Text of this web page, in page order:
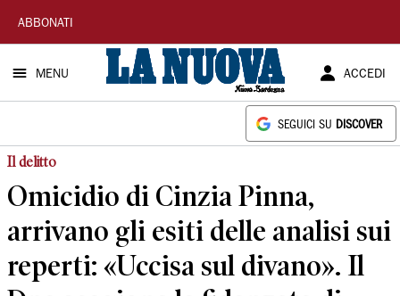
La
Nuova
Sardegna
ABBONATI
MENU ACCEDI
SEGUICI SU DISCOVER
Il delitto
Omicidio di Cinzia Pinna,
arrivano gli esiti delle analisi sui
reperti: «Uccisa sul divano». Il